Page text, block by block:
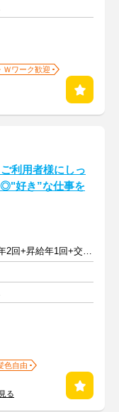
Ｗワーク歓迎
利用者様にしっ
好き”な仕事を
月給30～45.1万円+賞与年2回+昇給年1回+交通費全額
色自由
る